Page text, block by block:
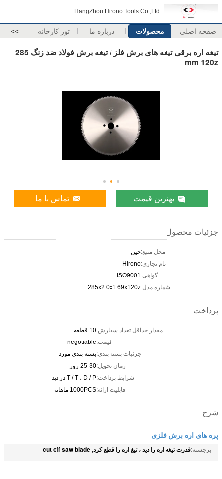
HangZhou Hirono Tools Co.,Ltd
صفحه اصلی محصولات درباره ما تور کارخانه >>
تیغه اره برقی تیغه های برش فلز / تیغه برش فولاد ضد زنگ 285
mm 120z
بهترین قیمت تماس با ما
جزئیات محصول
محل منبع:چین
نام تجاری:Hirono
گواهی:ISO9001
شماره مدل:285x2.0x1.69x120z
پرداخت
مقدار حداقل تعداد سفارش:10 قطعه
قیمت:negotiable
جزئیات بسته بندی:بسته بندی مورد
زمان تحویل:25-30 روز
شرایط پرداخت:T / T ، D / P در دید
قابلیت ارائه:1000PCS ماهانه
شرح
پره های اره برش فلزی
برجسته:قدرت تیغه اره را دید ، تیغ اره را قطع کرد,
cut off saw blade